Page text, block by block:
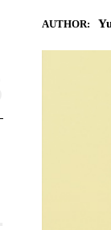
AUTHOR: